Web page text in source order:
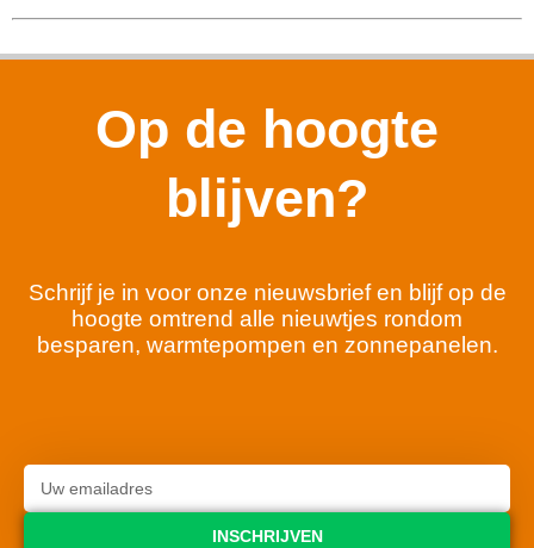
Op de hoogte
blijven?
Schrijf je in voor onze nieuwsbrief en blijf op de
hoogte omtrend alle nieuwtjes rondom
besparen, warmtepompen en zonnepanelen.
INSCHRIJVEN